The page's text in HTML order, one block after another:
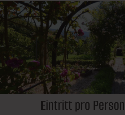
Eintritt pro Person